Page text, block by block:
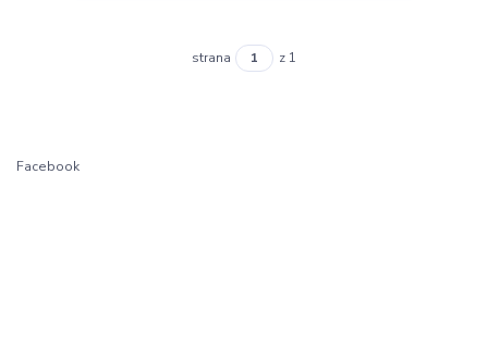
strana z 1
Facebook